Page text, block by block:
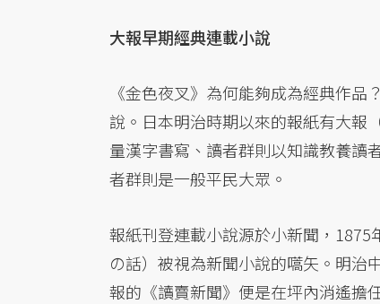
大報早期經典連載小說
《金色夜叉》為何能夠成為經典作
說。日本明治時期以來的報紙有大報
量漢字書寫、讀者群則以知識教養讀
者群則是一般平民大眾。
報紙刊登連載小說源於小新聞，
の話）被視為新聞小說的嚆矢。明治
報的《讀賣新聞》便是在坪內消遙擔